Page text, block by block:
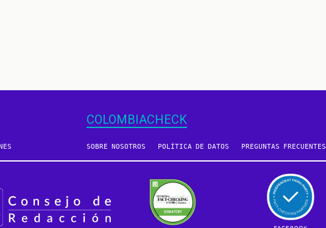
COLOMBIACHECK
SOBRE NOSOTROS POLÍTICA DE DATOS PREGUNTAS FRECUENTES